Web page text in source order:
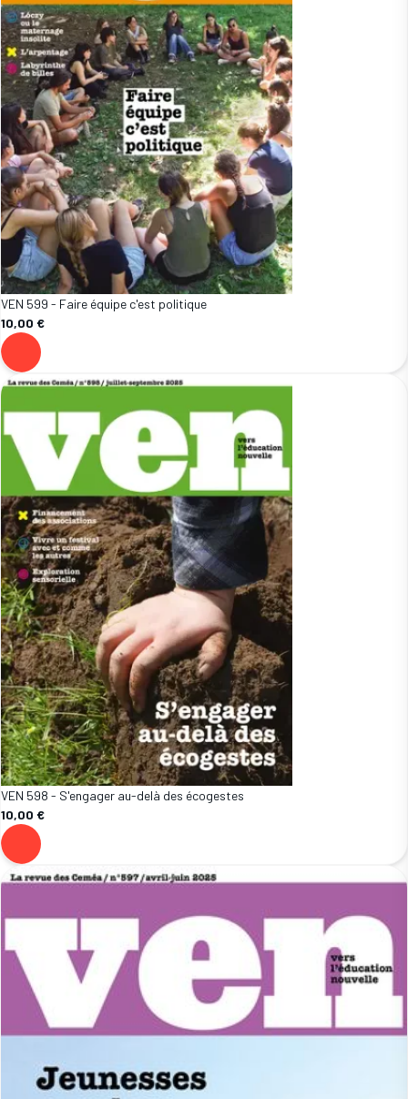
VEN 599 - Faire équipe c'est politique
10,00 €
VEN 598 - S'engager au-delà des écogestes
10,00 €